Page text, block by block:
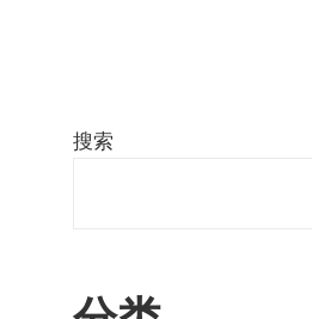
搜索